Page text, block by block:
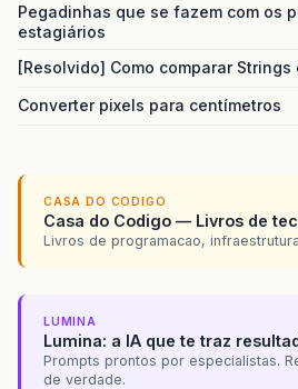
Pegadinhas que se fazem com os
estagiários
[Resolvido] Como comparar Strings
Converter pixels para centímetros
CASA DO CODIGO
Casa do Codigo — Livros de
Livros de programacao,
LUMINA
Lumina: a IA que te traz
Prompts prontos por especialistas.
de verdade.